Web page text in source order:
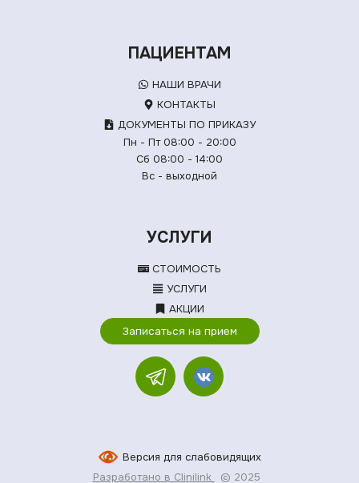
ПАЦИЕНТАМ
НАШИ ВРАЧИ
КОНТАКТЫ
ДОКУМЕНТЫ ПО ПРИКАЗУ
Пн - Пт 08:00 - 20:00
Сб 08:00 - 14:00
Вс - выходной
УСЛУГИ
СТОИМОСТЬ
УСЛУГИ
АКЦИИ
Записаться на прием
Версия для слабовидящих
Разработано в Clinilink
© 2025